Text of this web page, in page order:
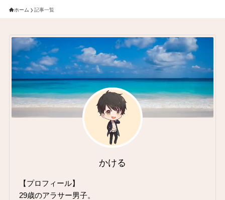
ホーム 記事一覧
かける
【プロフィール】
29歳のアラサー男子。